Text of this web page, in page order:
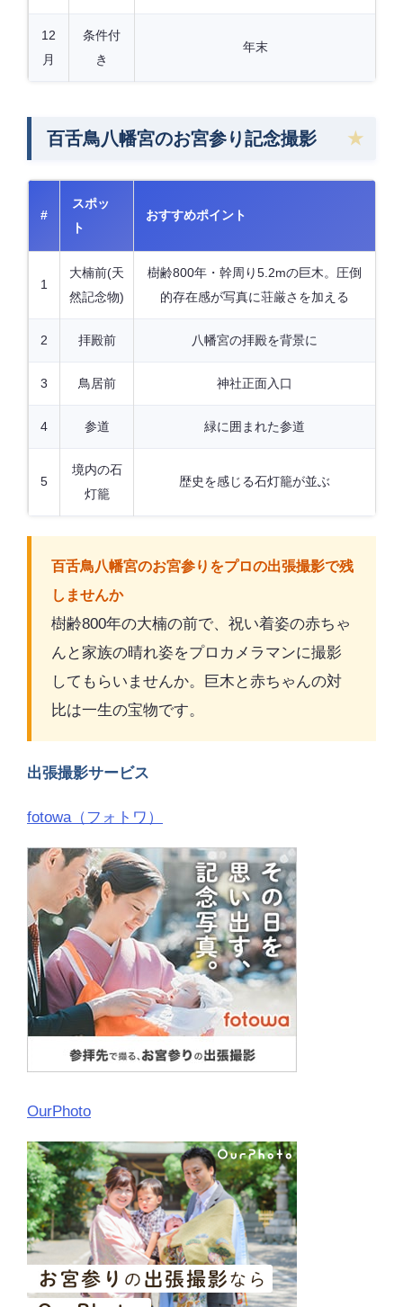
12
月
条件付
き
年末
百舌鳥八幡宮のお宮参り記念撮影
#
スポッ
ト
おすすめポイント
1
大楠前(天
然記念物)
樹齢800年・幹周り5.2mの巨木。圧倒
的存在感が写真に荘厳さを加える
2 拝殿前 八幡宮の拝殿を背景に
3 鳥居前 神社正面入口
4 参道 緑に囲まれた参道
5
境内の石
灯籠
歴史を感じる石灯籠が並ぶ
百舌鳥八幡宮のお宮参りをプロの出張撮影で残
しませんか
樹齢800年の大楠の前で、祝い着姿の赤ちゃ
んと家族の晴れ姿をプロカメラマンに撮影
してもらいませんか。巨木と赤ちゃんの対
比は一生の宝物です。
出張撮影サービス
fotowa（フォトワ）
OurPhoto